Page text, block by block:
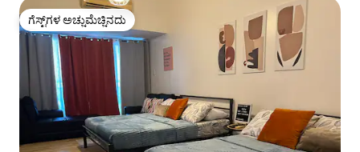
ಗೆಸ್ಟ್‌ಗಳ ಅಚ್ಚುಮೆಚ್ಚಿನದು
ಗೆಸ್ಟ್‌ಗಳ ಅಚ್ಚುಮೆಚ್ಚಿನದು